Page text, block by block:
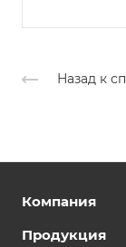
Назад к
Компания
Продукция